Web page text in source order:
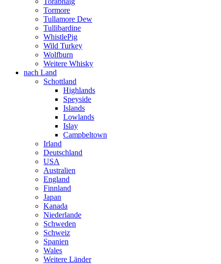
Tormore
Tullamore Dew
Tullibardine
WhistlePig
Wild Turkey
Wolfburn
Weitere Whisky
nach Land
Schottland
Highlands
Speyside
Islands
Lowlands
Islay
Campbeltown
Irland
Deutschland
USA
Australien
England
Finnland
Japan
Kanada
Niederlande
Schweden
Schweiz
Spanien
Wales
Weitere Länder